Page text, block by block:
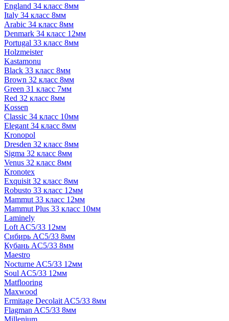
England 34 класс 8мм
Italy 34 класс 8мм
Arabic 34 класс 8мм
Denmark 34 класс 12мм
Portugal 33 класс 8мм
Holzmeister
Kastamonu
Black 33 класс 8мм
Brown 32 класс 8мм
Green 31 класс 7мм
Red 32 класс 8мм
Kossen
Classic 34 класс 10мм
Elegant 34 класс 8мм
Kronopol
Dresden 32 класс 8мм
Sigma 32 класс 8мм
Venus 32 класс 8мм
Kronotex
Exquisit 32 класс 8мм
Robusto 33 класс 12мм
Mammut 33 класс 12мм
Mammut Plus 33 класс 10мм
Laminely
Loft AC5/33 12мм
Сибирь AC5/33 8мм
Кубань AC5/33 8мм
Maestro
Nocturne AC5/33 12мм
Soul AC5/33 12мм
Matflooring
Maxwood
Ermitage Decolait AC5/33 8мм
Flagman AC5/33 8мм
Millenium